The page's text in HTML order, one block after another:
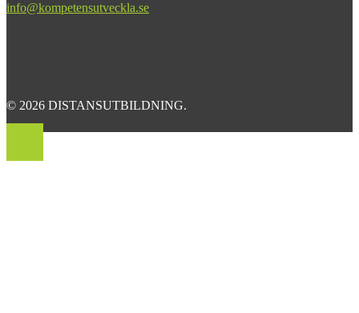
info@kompetensutveckla.se
© 2026 DISTANSUTBILDNING.